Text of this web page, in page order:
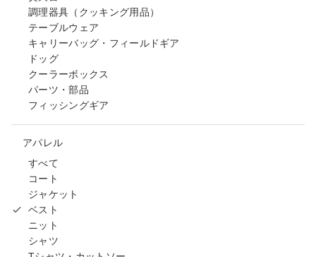
調理器具（クッキング用品）
テーブルウェア
キャリーバッグ・フィールドギア
ドッグ
クーラーボックス
パーツ・部品
フィッシングギア
アパレル
すべて
コート
ジャケット
ベスト
ニット
シャツ